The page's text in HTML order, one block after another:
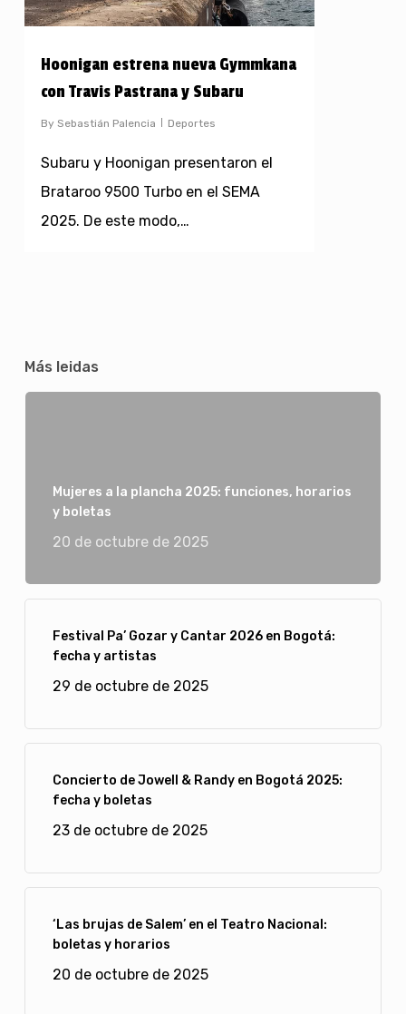
Hoonigan estrena nueva Gymmkana
con Travis Pastrana y Subaru
By Sebastián Palencia Deportes
Subaru y Hoonigan presentaron el
Brataroo 9500 Turbo en el SEMA
2025. De este modo,…
Más leidas
Mujeres a la plancha 2025: funciones, horarios
y boletas
20 de octubre de 2025
Festival Pa’ Gozar y Cantar 2026 en Bogotá:
fecha y artistas
29 de octubre de 2025
Concierto de Jowell & Randy en Bogotá 2025:
fecha y boletas
23 de octubre de 2025
‘Las brujas de Salem’ en el Teatro Nacional:
boletas y horarios
20 de octubre de 2025